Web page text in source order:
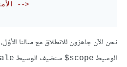
<!-- الأمثلة توضع هنا -->
نحن الآن جاهزون للانطلاق مع مثالنا
الوسيط scope$ سنضيف الوسيط